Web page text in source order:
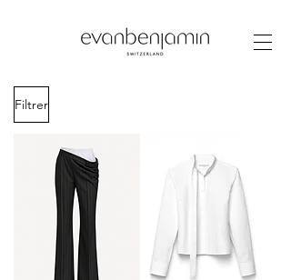
Filtrer